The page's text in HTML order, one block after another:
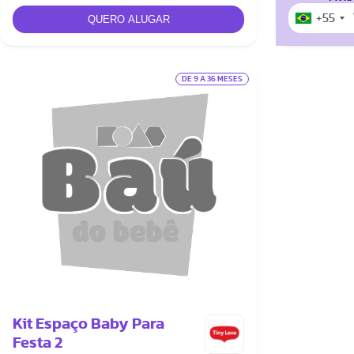
+55
DE 9 A 36 MESES
Kit Espaço Baby Para
Festa 2